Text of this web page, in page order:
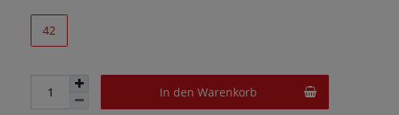
42
In den Warenkorb